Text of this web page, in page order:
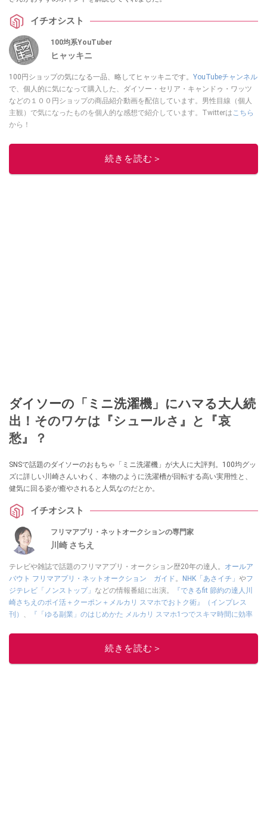
イチオシスト
100均系YouTuber
ヒャッキニ
100円ショップの気になる一品、略してヒャッキニです。 YouTubeチャンネル
で、個人的に気になって購入した、ダイソー・セリア・キャンドゥ・ワッツ
などの１００円ショップの商品紹介動画を配信しています。男性目線（個人
主観）で気になったものを個人的な感想で紹介しています。Twitterは こちら
から！
このイチオシストの他の記事を読む
続きを読む＞
ダイソーの「ミニ洗濯機」にハマる大人続
出！そのワケは『シュールさ』と『哀
愁』？
SNSで話題のダイソーのおもちゃ「ミニ洗濯機」が大人に大評判。100均グッ
ズに詳しい川崎さんいわく、本物のように洗濯槽が回転する高い実用性と、
健気に回る姿が癒やされると人気なのだとか。
イチオシスト
フリマアプリ・ネットオークションの専門家
川崎 さちえ
テレビや雑誌で話題のフリマアプリ・オークション歴20年の達人。 オールア
バウト フリマアプリ・ネットオークション ガイド 。 NHK「あさイチ」 やフ
ジテレビ「ノンストップ」 などの情報番組に出演。
『できるfit 節約の達人川
崎さちえのポイ活＋クーポン＋メルカリ スマホでおトク術』（インプレス
刊）
『「ゆる副業」のはじめかた メルカリ スマホ1つでスキマ時間に効率
ぜ日記」
■経歴：2003年、夫が子育てをするために、突然会社を辞める。翌月からの
給料が０円になり、家にいながら、しかも空いた時間でできるオークション
続きを読む＞